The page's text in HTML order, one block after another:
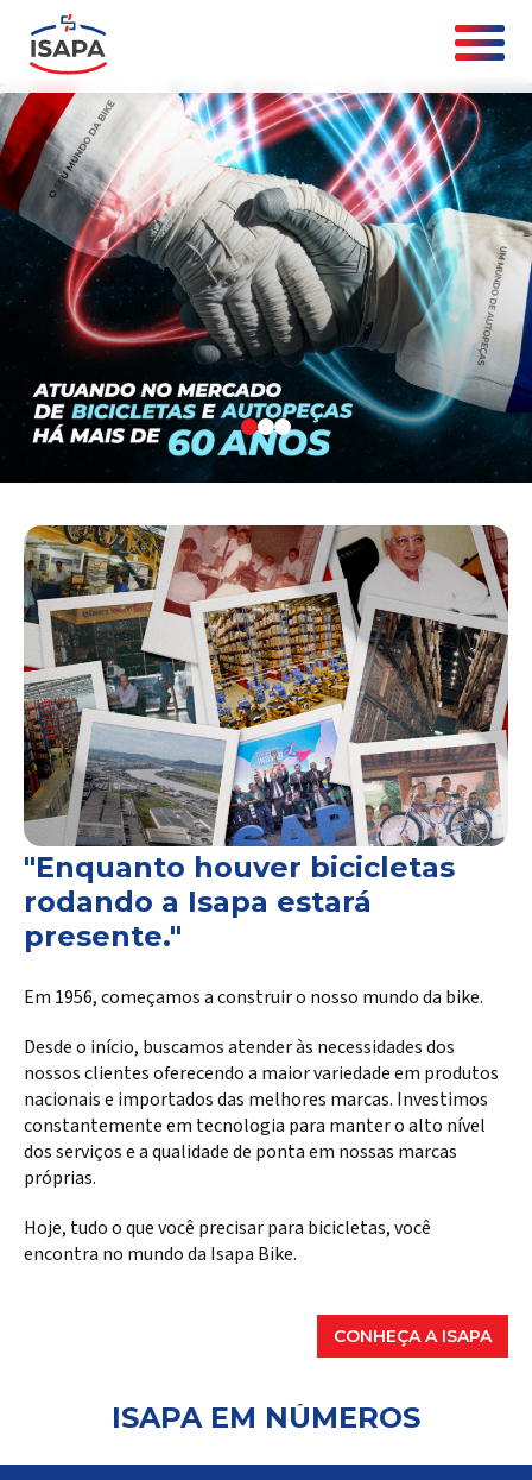
"Enquanto houver bicicletas
rodando a Isapa estará
presente."
Em 1956, começamos a construir o nosso mundo da bike.
Desde o início, buscamos atender às necessidades dos
nossos clientes oferecendo a maior variedade em produtos
nacionais e importados das melhores marcas. Investimos
constantemente em tecnologia para manter o alto nível
dos serviços e a qualidade de ponta em nossas marcas
próprias.
Hoje, tudo o que você precisar para bicicletas, você
encontra no mundo da Isapa Bike.
CONHEÇA A ISAPA
ISAPA EM NÚMEROS